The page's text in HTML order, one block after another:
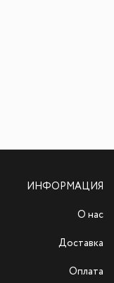
ИНФОРМАЦИЯ
О нас
Доставка
Оплата